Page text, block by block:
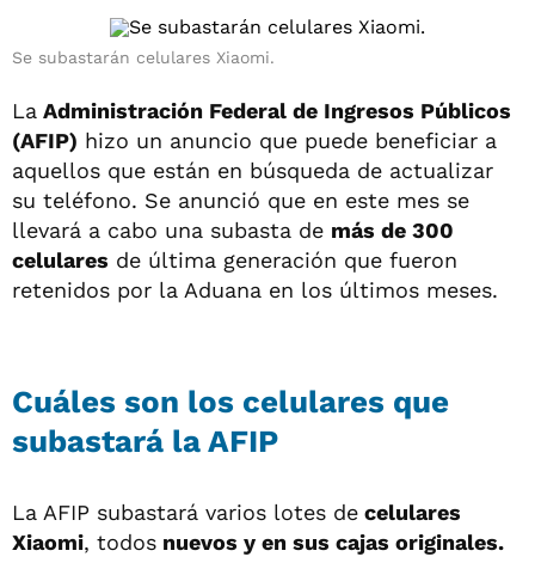
Se subastarán celulares Xiaomi.
La Administración Federal de Ingresos Públicos
(AFIP) hizo un anuncio que puede beneficiar a
aquellos que están en búsqueda de actualizar
su teléfono. Se anunció que en este mes se
llevará a cabo una subasta de más de 300
celulares de última generación que fueron
retenidos por la Aduana en los últimos meses.
Cuáles son los celulares que
subastará la AFIP
La AFIP subastará varios lotes de celulares
Xiaomi, todos nuevos y en sus cajas originales.